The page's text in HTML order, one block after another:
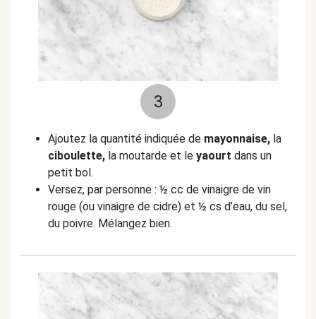
3
Ajoutez la quantité indiquée de mayonnaise, la
ciboulette, la moutarde et le yaourt dans un
petit bol.
Versez, par personne : ½ cc de vinaigre de vin
rouge (ou vinaigre de cidre) et ½ cs d’eau, du sel,
du poivre. Mélangez bien.